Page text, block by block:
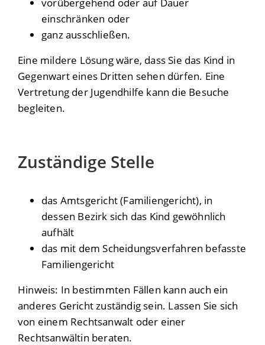
einschränken oder
ganz ausschließen.
Eine mildere Lösung wäre, dass Sie das Kind in
Gegenwart eines Dritten sehen dürfen. Eine
Vertretung der Jugendhilfe kann die Besuche
begleiten.
Zuständige Stelle
das Amtsgericht (Familiengericht), in
dessen Bezirk sich das Kind gewöhnlich
aufhält
das mit dem Scheidungsverfahren befasste
Familiengericht
Hinweis: In bestimmten Fällen kann auch ein
anderes Gericht zuständig sein. Lassen Sie sich
von einem Rechtsanwalt oder einer
Rechtsanwältin beraten.